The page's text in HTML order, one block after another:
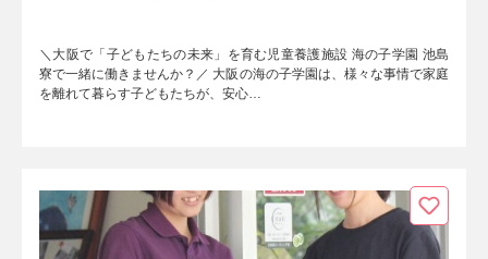
＼大阪で「子どもたちの未来」を育む児童養護施設 海の子学園 池島
寮で一緒に働きませんか？／ 大阪の海の子学園は、様々な事情で家庭
を離れて暮らす子どもたちが、安心…